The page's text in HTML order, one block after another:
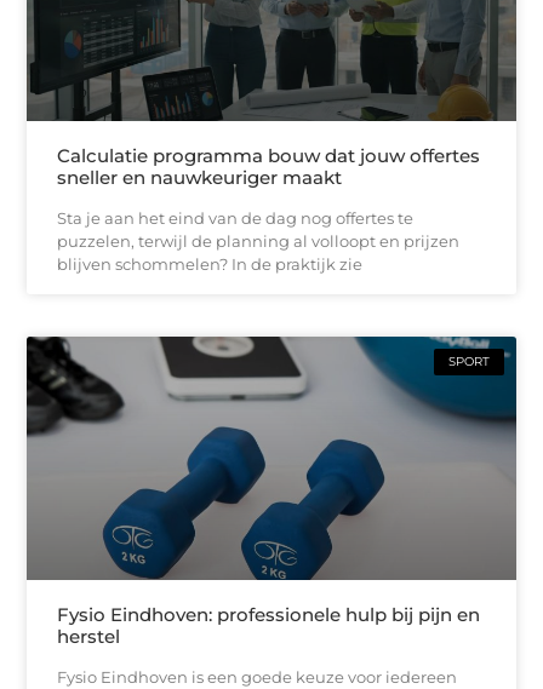
Calculatie programma bouw dat jouw offertes
sneller en nauwkeuriger maakt
Sta je aan het eind van de dag nog offertes te
puzzelen, terwijl de planning al volloopt en prijzen
blijven schommelen? In de praktijk zie
SPORT
Fysio Eindhoven: professionele hulp bij pijn en
herstel
Fysio Eindhoven is een goede keuze voor iedereen